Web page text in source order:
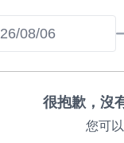
很抱歉，沒
您可